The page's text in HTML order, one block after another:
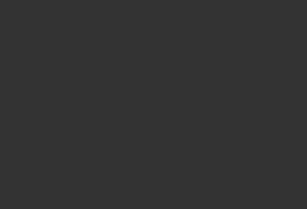
Vorgang oder jede solche
das Ordnen, die Speicherung,
Veränderung, das Auslesen, das
oder eine andere Form der
Abgleich oder die Verknüpfung, die